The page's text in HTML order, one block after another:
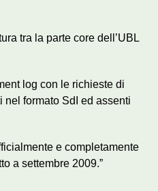
tra la parte core dell’UBL
log con le richieste di
formato SdI ed assenti
e completamente
a settembre 2009.”